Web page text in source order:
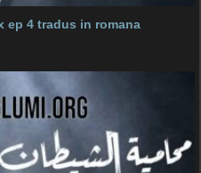
ep 4 tradus in romana